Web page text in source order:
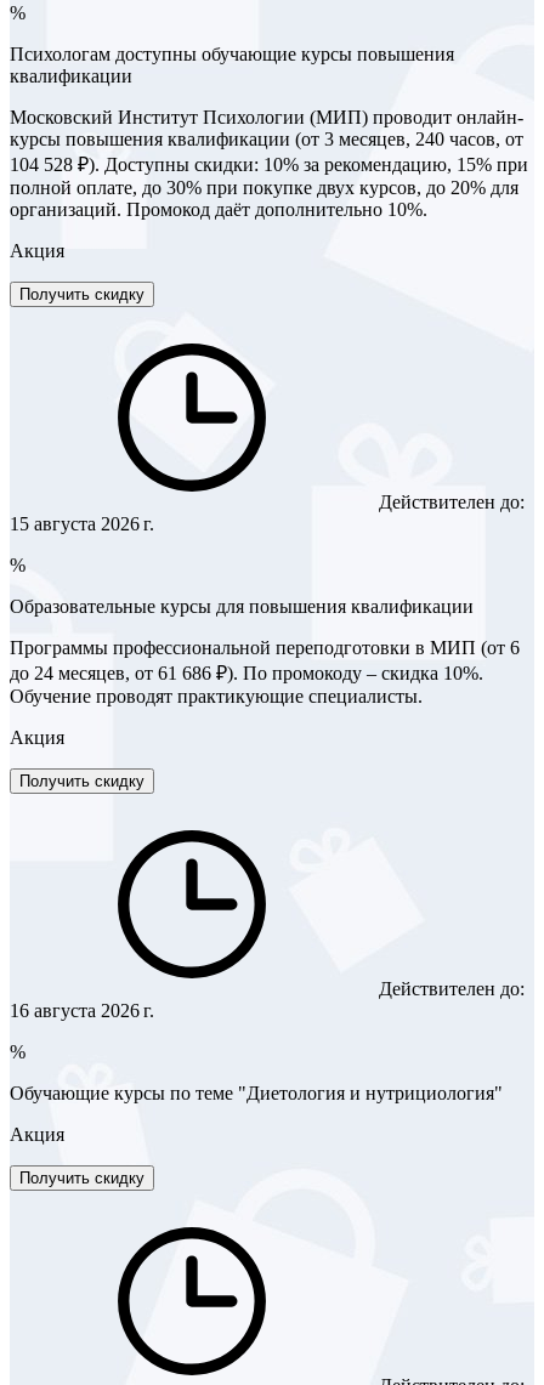
%
Психологам доступны обучающие курсы повышения
квалификации
Московский Институт Психологии (МИП) проводит онлайн-
курсы повышения квалификации (от 3 месяцев, 240 часов, от
104 528 ₽). Доступны скидки: 10% за рекомендацию, 15% при
полной оплате, до 30% при покупке двух курсов, до 20% для
организаций. Промокод даёт дополнительно 10%.
Акция
Получить скидку
Действителен до:
15 августа 2026 г.
%
Образовательные курсы для повышения квалификации
Программы профессиональной переподготовки в МИП (от 6
до 24 месяцев, от 61 686 ₽). По промокоду – скидка 10%.
Обучение проводят практикующие специалисты.
Акция
Получить скидку
Действителен до:
16 августа 2026 г.
%
Обучающие курсы по теме "Диетология и нутрициология"
Акция
Получить скидку